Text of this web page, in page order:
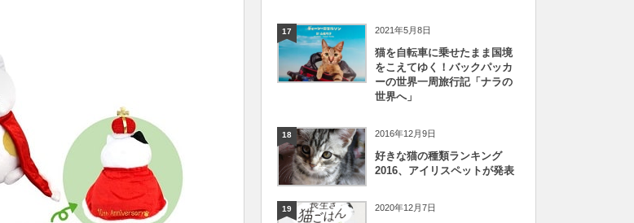
17 2021年5月8日
猫を自転車に乗せたまま国境
をこえてゆく！バックパッカ
ーの世界一周旅行記「ナラの
世界へ」
18 2016年12月9日
好きな猫の種類ランキング
2016、アイリスペットが発表
19 2020年12月7日